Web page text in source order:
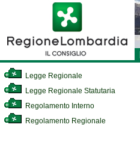
Legge Regionale
Legge Regionale Statutaria
Regolamento Interno
Regolamento Regionale